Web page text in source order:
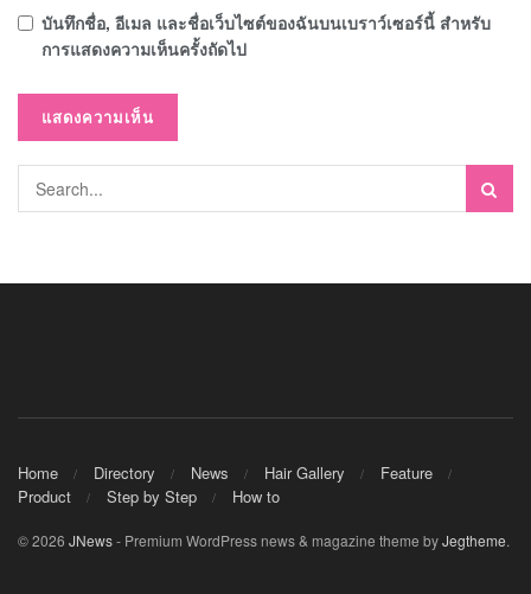
บันทึกชื่อ, อีเมล และชื่อเว็บไซต์ของฉันบนเบราว์เซอร์นี้ สำหรับ
การแสดงความเห็นครั้งถัดไป
Home Directory News Hair Gallery
Feature
Product
Step by Step How to
© 2026 JNews- Premium WordPress news & magazine theme byJegtheme.